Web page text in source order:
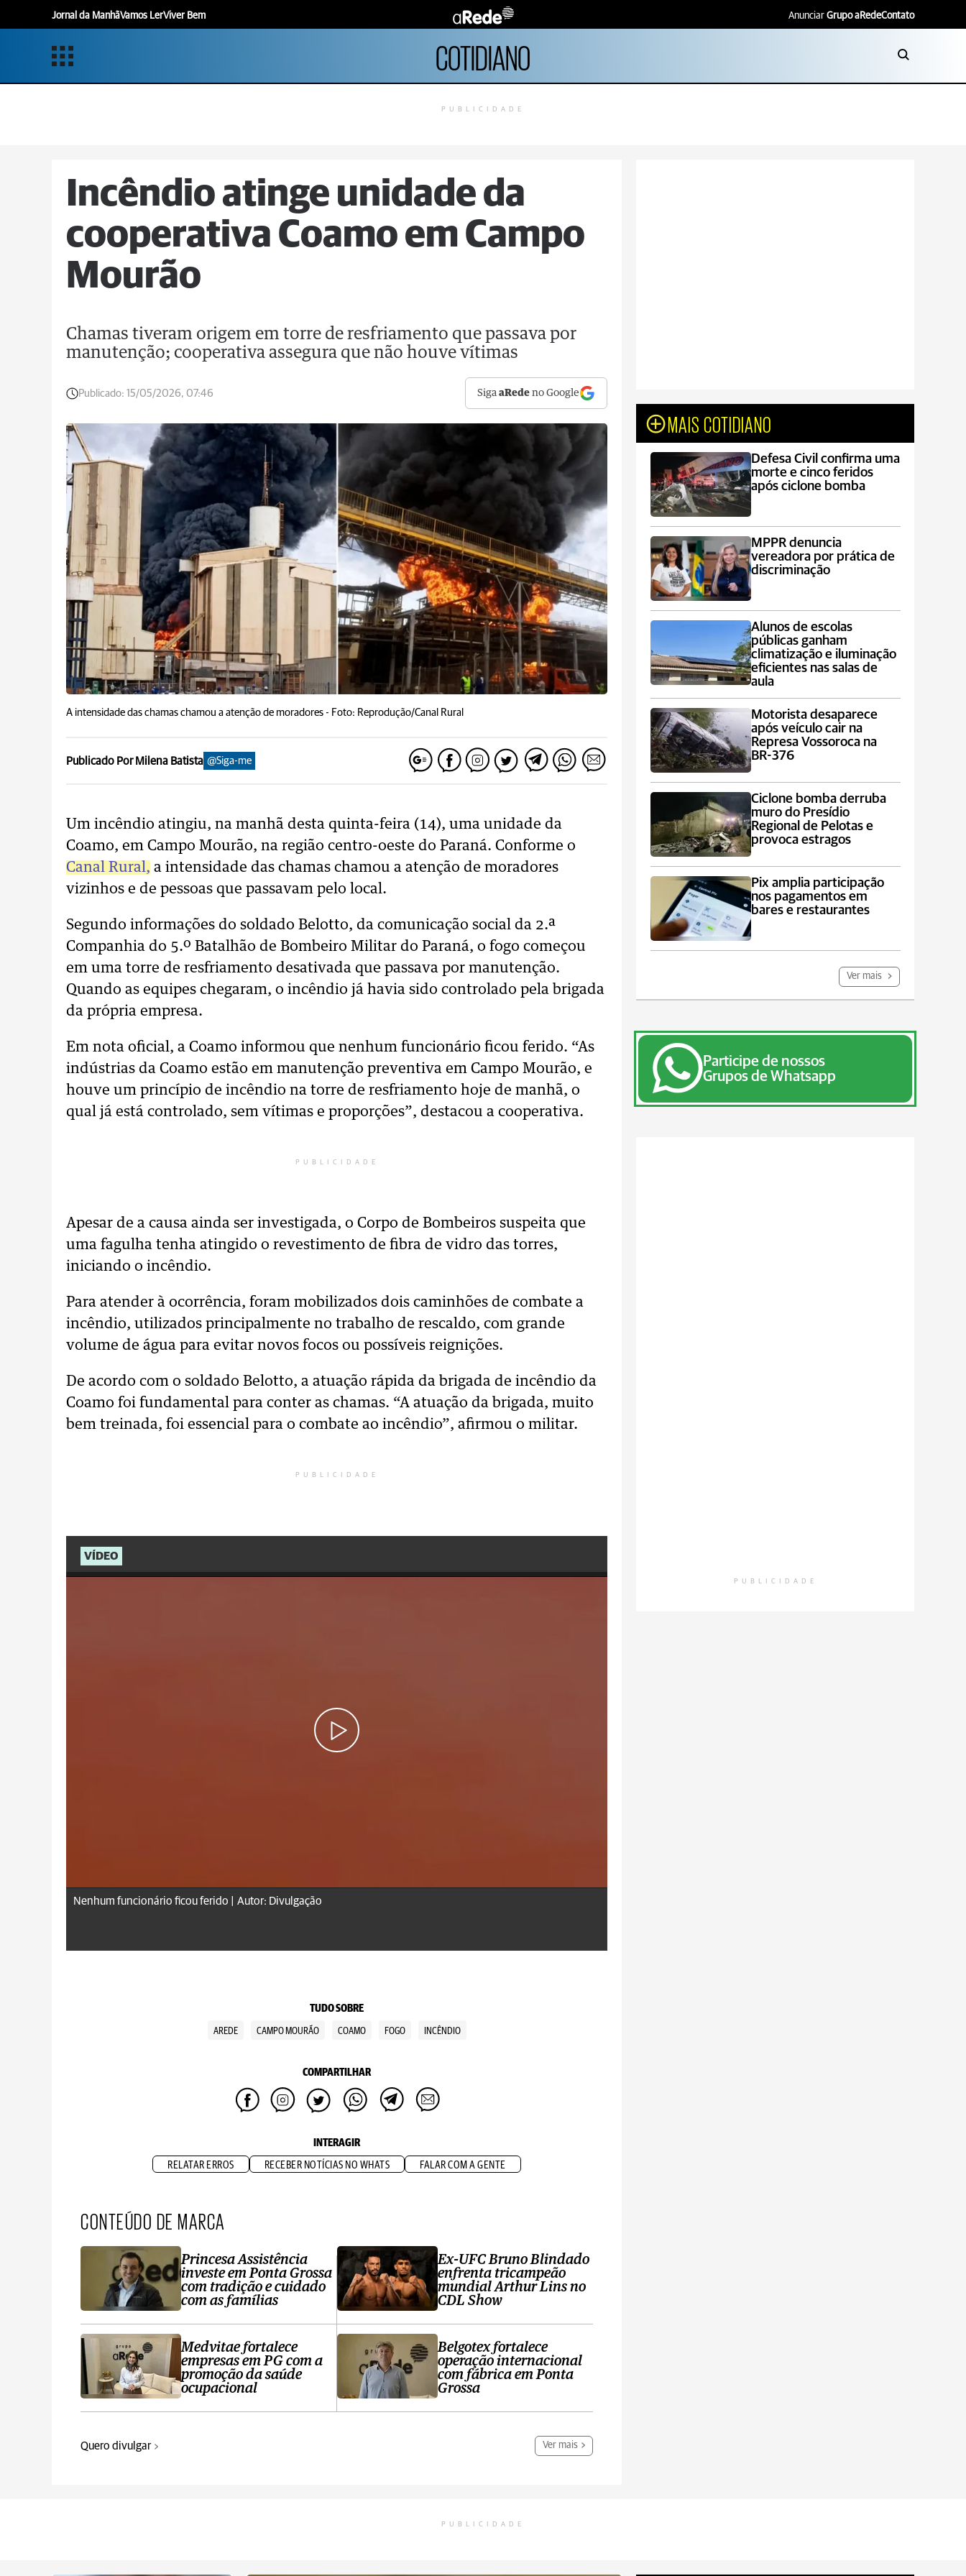
Jornal da ManhãVamos LerViver Bem Anunciar Grupo aRedeContato
COTIDIANO
PUBLICIDADE
Incêndio atinge unidade da
cooperativa Coamo em Campo
Mourão
Chamas tiveram origem em torre de resfriamento que passava por
manutenção; cooperativa assegura que não houve vítimas
Publicado: 15/05/2026, 07:46 SigaaRede no Google
A intensidade das chamas chamou a atenção de moradores - Foto: Reprodução/Canal Rural
Publicado Por Milena Batista @Siga-me
Um incêndio atingiu, na manhã desta quinta-feira (14), uma unidade da
Coamo, em Campo Mourão, na região centro-oeste do Paraná. Conforme o
Canal Rural, a intensidade das chamas chamou a atenção de moradores
vizinhos e de pessoas que passavam pelo local.
Segundo informações do soldado Belotto, da comunicação social da 2.ª
Companhia do 5.º Batalhão de Bombeiro Militar do Paraná, o fogo começou
em uma torre de resfriamento desativada que passava por manutenção.
Quando as equipes chegaram, o incêndio já havia sido controlado pela brigada
da própria empresa.
Em nota oficial, a Coamo informou que nenhum funcionário ficou ferido. “As
indústrias da Coamo estão em manutenção preventiva em Campo Mourão, e
houve um princípio de incêndio na torre de resfriamento hoje de manhã, o
qual já está controlado, sem vítimas e proporções”, destacou a cooperativa.
PUBLICIDADE
Apesar de a causa ainda ser investigada, o Corpo de Bombeiros suspeita que
uma fagulha tenha atingido o revestimento de fibra de vidro das torres,
iniciando o incêndio.
Para atender à ocorrência, foram mobilizados dois caminhões de combate a
incêndio, utilizados principalmente no trabalho de rescaldo, com grande
volume de água para evitar novos focos ou possíveis reignições.
De acordo com o soldado Belotto, a atuação rápida da brigada de incêndio da
Coamo foi fundamental para conter as chamas. “A atuação da brigada, muito
bem treinada, foi essencial para o combate ao incêndio”, afirmou o militar.
PUBLICIDADE
VÍDEO
Nenhum funcionário ficou ferido | Autor: Divulgação
TUDO SOBRE
AREDE CAMPO MOURÃO COAMO FOGO INCÊNDIO
COMPARTILHAR
INTERAGIR
RELATAR ERROS RECEBER NOTÍCIAS NO WHATS FALAR COM A GENTE
CONTEÚDO DE MARCA
Princesa Assistência
investe em Ponta Grossa
com tradição e cuidado
com as famílias
Medvitae fortalece
empresas em PG com a
promoção da saúde
ocupacional
Ex-UFC Bruno Blindado
enfrenta tricampeão
mundial Arthur Lins no
CDL Show
Belgotex fortalece
operação internacional
com fábrica em Ponta
Grossa
Quero divulgar Ver mais
MAIS COTIDIANO
Defesa Civil confirma uma
morte e cinco feridos
após ciclone bomba
MPPR denuncia
vereadora por prática de
discriminação
Alunos de escolas
públicas ganham
climatização e iluminação
eficientes nas salas de
aula
Motorista desaparece
após veículo cair na
Represa Vossoroca na
BR-376
Ciclone bomba derruba
muro do Presídio
Regional de Pelotas e
provoca estragos
Pix amplia participação
nos pagamentos em
bares e restaurantes
Ver mais
Participe de nossos
Grupos de Whatsapp
PUBLICIDADE
PUBLICIDADE